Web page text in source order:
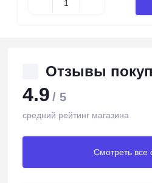
Отзывы
4.9 / 5
средний рейтинг магазина
Смотреть все